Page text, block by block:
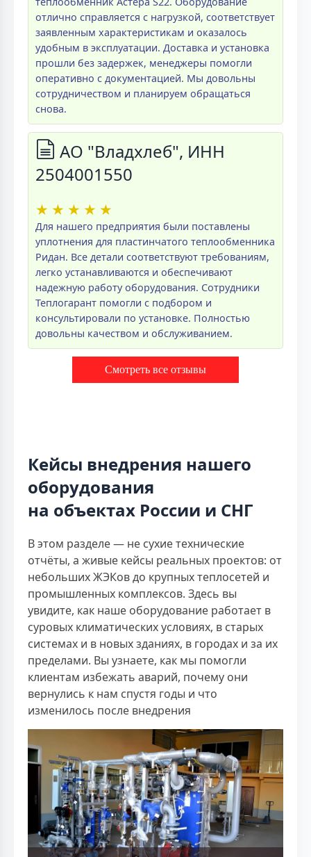
отлично справляется с нагрузкой, соответствует
заявленным характеристикам и оказалось
удобным в эксплуатации. Доставка и установка
прошли без задержек, менеджеры помогли
оперативно с документацией. Мы довольны
сотрудничеством и планируем обращаться
снова.
АО "Владхлеб", ИНН
2504001550
★ ★ ★ ★ ★
Для нашего предприятия были поставлены
уплотнения для пластинчатого теплообменника
Ридан. Все детали соответствуют требованиям,
легко устанавливаются и обеспечивают
надежную работу оборудования. Сотрудники
Теплогарант помогли с подбором и
консультировали по установке. Полностью
довольны качеством и обслуживанием.
Смотреть все отзывы
Кейсы внедрения нашего
оборудования
на объектах России и СНГ
В этом разделе — не сухие технические
отчёты, а живые кейсы реальных проектов: от
небольших ЖЭКов до крупных теплосетей и
промышленных комплексов. Здесь вы
увидите, как наше оборудование работает в
суровых климатических условиях, в старых
системах и в новых зданиях, в городах и за их
пределами. Вы узнаете, как мы помогли
клиентам избежать аварий, почему они
вернулись к нам спустя годы и что
изменилось после внедрения